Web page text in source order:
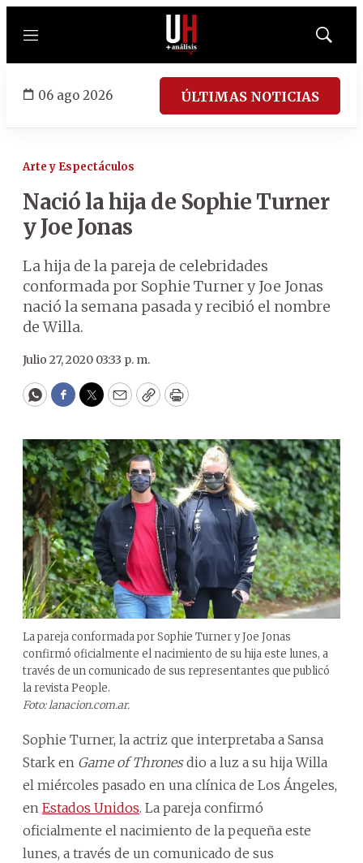
Menú
Mostrar
06 ago 2026 ÚLTIMAS NOTICIAS
Arte y Espectáculos
Nació la hija de Sophie Turner
y Joe Jonas
La hija de la pareja de celebridades
conformada por Sophie Turner y Joe Jonas
nació la semana pasada y recibió el nombre
de Willa.
Julio 27, 2020 03:33 p. m.
WhatsApp
Facebook
Twitter
EmailCopyPrint
La pareja conformada por Sophie Turner y Joe Jonas
confirmó oficialmente el nacimiento de su hija este lunes, a
través de un comunicado de sus representantes que publicó
la revista People.
Foto: lanacion.com.ar.
Sophie Turner, la actriz que interpretaba a Sansa
Stark en Game of Thronesdio a luz a su hija Willa
el miércoles pasado en una clínica de Los Ángeles,
en Estados Unidos. La pareja confirmó
oficialmente el nacimiento de la pequeña este
lunes, a través de un comunicado de sus